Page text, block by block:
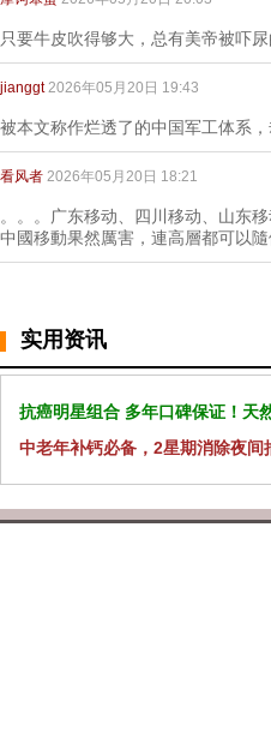
只要牛皮吹得够大，总有美帝被吓
jianggt 2026年05月20日 19:43
被本文称作烂透了的中国军工体系，
看风者 2026年05月20日 18:21
。。。广东移动、四川移动、山东
中國移動果然厲害，連高層都可以隨
实用资讯
抗癌明星组合 多年口碑保证！天
中老年补钙必备，2星期消除夜